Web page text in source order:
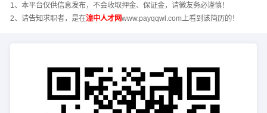
1、本平台仅供信息发布，不会收取押金、保证金，请微友务必谨慎！
2、请告知求职者，是在湟中人才网www.payqqwl.com上看到该简历的！